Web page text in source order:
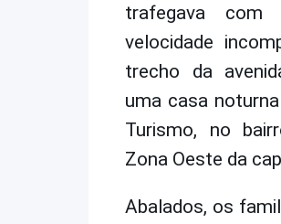
trafegava
velocidade
trecho da
uma casa
Turismo, no
Zona Oeste da
Abalados, os